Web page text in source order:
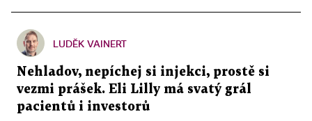
LUDĚK VAINERT
Nehladov, nepíchej si injekci, prostě si
vezmi prášek. Eli Lilly má svatý grál
pacientů i investorů